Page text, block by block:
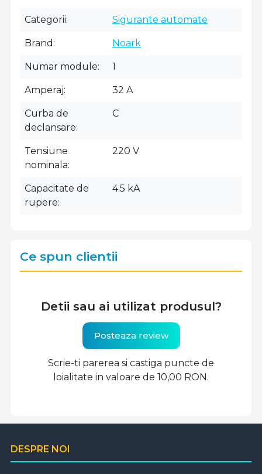
Categorii Sigurante automate
Brand Noark
Numar module 1
Amperaj 32 A
Curba de
declansare
C
Tensiune
nominala
220 V
Capacitate de
rupere
4.5 kA
Ce spun clientii
Detii sau ai utilizat produsul?
Posteaza review
Scrie-ti parerea si castiga puncte de
loialitate in valoare de 10,00 RON.
DESPRE NOI